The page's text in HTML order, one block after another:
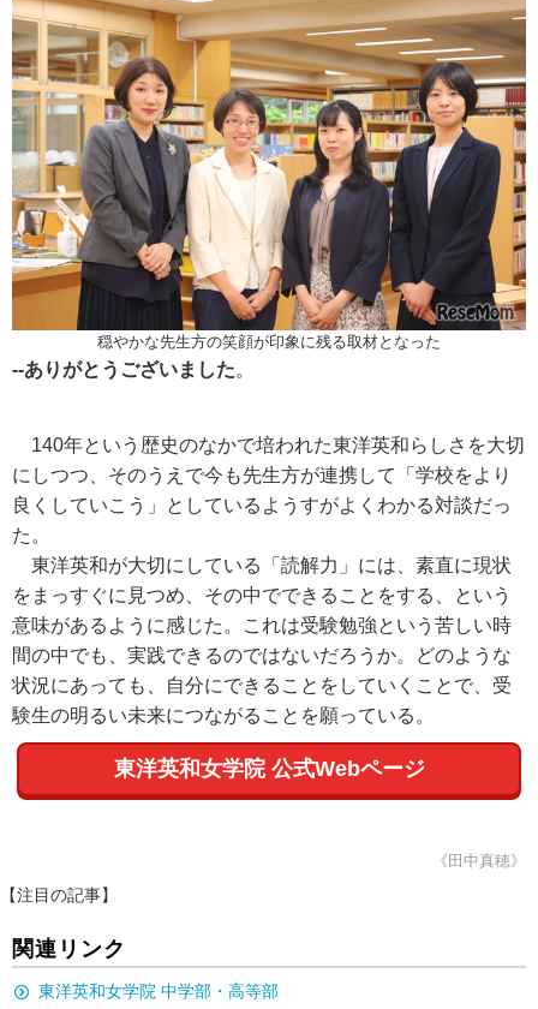
穏やかな先生方の笑顔が印象に残る取材となった
--ありがとうございました。
140年という歴史のなかで培われた東洋英和らしさを大切
にしつつ、そのうえで今も先生方が連携して「学校をより
良くしていこう」としているようすがよくわかる対談だっ
た。
東洋英和が大切にしている「読解力」には、素直に現状
をまっすぐに見つめ、その中でできることをする、という
意味があるように感じた。これは受験勉強という苦しい時
間の中でも、実践できるのではないだろうか。どのような
状況にあっても、自分にできることをしていくことで、受
験生の明るい未来につながることを願っている。
東洋英和女学院 公式Webページ
《田中真穂》
【注目の記事】
関連リンク
東洋英和女学院 中学部・高等部